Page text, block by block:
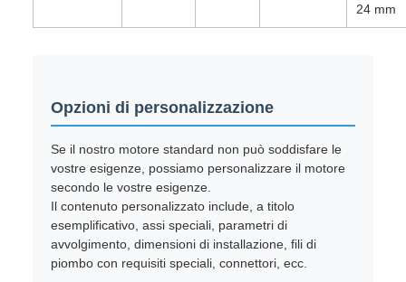
24 mm
Opzioni di personalizzazione
Se il nostro motore standard non può soddisfare le
vostre esigenze, possiamo personalizzare il motore
secondo le vostre esigenze.
Il contenuto personalizzato include, a titolo
esemplificativo, assi speciali, parametri di
avvolgimento, dimensioni di installazione, fili di
piombo con requisiti speciali, connettori, ecc.